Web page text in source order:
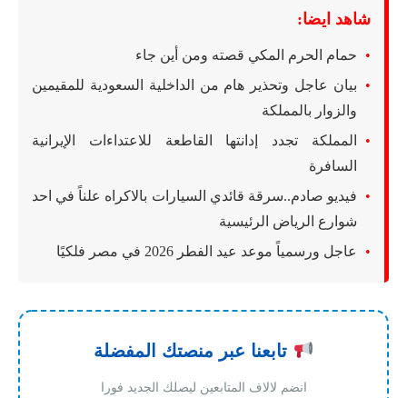
شاهد ايضا:
حمام الحرم المكي قصته ومن أين جاء
بيان عاجل وتحذير هام من الداخلية السعودية للمقيمين
والزوار بالمملكة
المملكة تجدد إدانتها القاطعة للاعتداءات الإيرانية
السافرة
فيديو صادم..سرقة قائدي السيارات بالاكراه علناً في احد
شوارع الرياض الرئيسية
عاجل ورسمياً موعد عيد الفطر 2026 في مصر فلكيًا
تابعنا عبر منصتك المفضلة
انضم لالاف المتابعين ليصلك الجديد فورا